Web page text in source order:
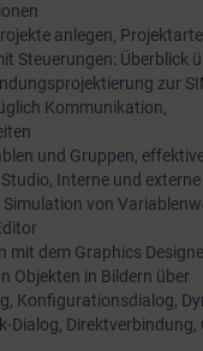
anlegen,
Steuerungen: Überblick
zur
Kommunikation,
und Gruppen,
Interne und
von
mit dem Graphics
Objekten in Bildern über
Konfigurationsdialog,
Dialog, Direktverbindung,